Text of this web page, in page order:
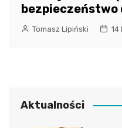
bezpieczeństwo
Tomasz Lipiński 14
Aktualności